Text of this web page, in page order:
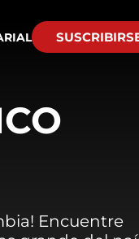
Encuentre